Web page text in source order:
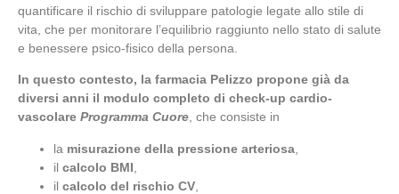
quantificare il rischio di sviluppare patologie legate allo stile di
vita, che per monitorare l’equilibrio raggiunto nello stato di salute
e benessere psico-fisico della persona.
In questo contesto, la farmacia Pelizzo propone già da
diversi anni il modulo completo di check-up cardio-
vascolare Programma Cuore, che consiste in
la misurazione della pressione arteriosa
il calcolo BMI
il calcolo del rischio CV